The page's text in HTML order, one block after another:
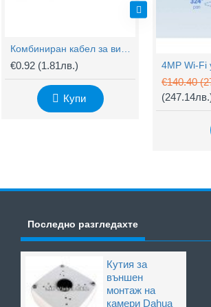
€0.92 (1.81лв.)
Купи
€0.61
€140.40
Последно разгледахте
Кутия за
външен
монтаж на
камери Dahua